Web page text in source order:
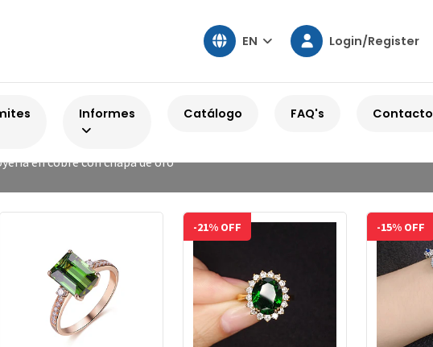
EN Login/Register
Informes Catálogo FAQ's Contacto
con chapa de oro
en cobre con chapa de oro
-21% OFF -15% OFF